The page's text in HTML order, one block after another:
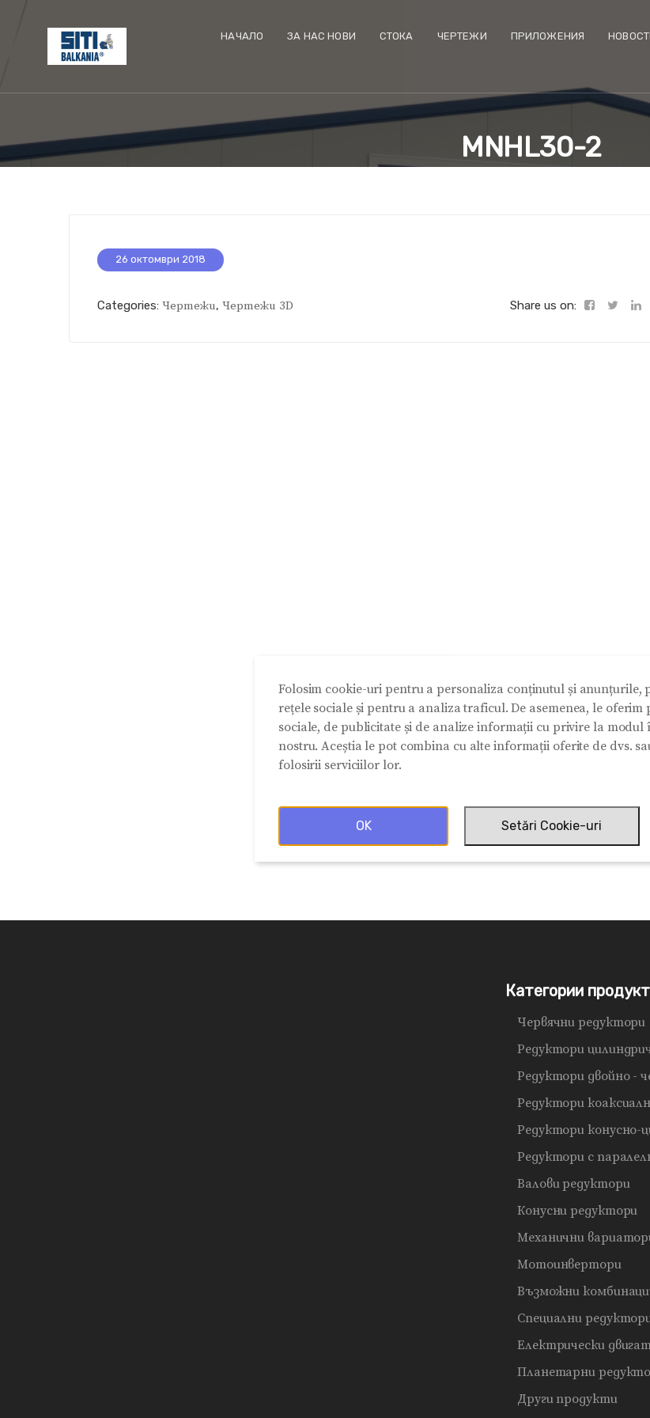
НАЧАЛО ЗА НАС НОВИ CТОКА ЧЕРТЕЖИ ПРИЛОЖЕНИЯ
MNHL30-2
26 октомври 2018
Categories: Чертежи, Чертежи 3D Share us on:
Категории
Червячни редуктори
Редуктори
Редуктори двойно -
Редуктори
Редуктори конусно-
Редуктори с
Валови редуктори
Конусни редуктори
Механични
Мотоинвертори
Възможни
Специални
Електрически
Планетарни
Други продукти
Folosim cookie-uri pentru a personaliza conținutul și anunțurile,
rețele sociale și pentru a analiza traficul. De asemenea, le
sociale, de publicitate și de analize informații cu privire la modul
nostru. Aceștia le pot combina cu alte informații oferite de dvs.
folosirii serviciilor lor.
OK Setări Cookie-uri